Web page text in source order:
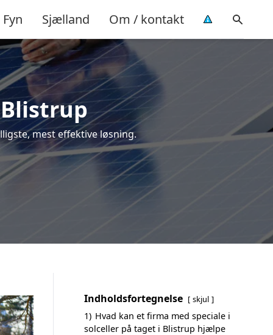
Fyn Sjælland Om / kontakt
mest effektive løsning.
Indholdsfortegnelse skjul
1) Hvad kan et firma med speciale i
solceller på taget i Blistrup hjælpe